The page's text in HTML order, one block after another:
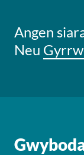
Angen
Neu